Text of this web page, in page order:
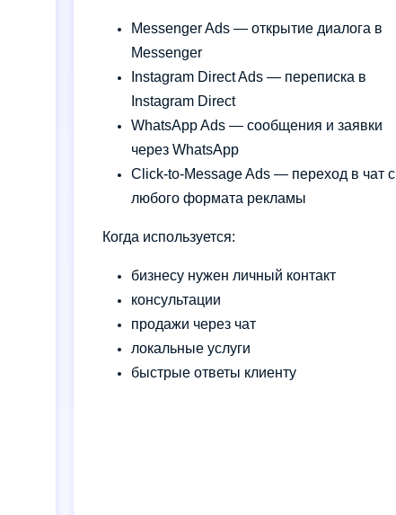
Messenger Ads — открытие диалога в
Messenger
Instagram Direct Ads — переписка в
Instagram Direct
WhatsApp Ads — сообщения и заявки
через WhatsApp
Click-to-Message Ads — переход в чат с
любого формата рекламы
Когда используется:
бизнесу нужен личный контакт
консультации
продажи через чат
локальные услуги
быстрые ответы клиенту